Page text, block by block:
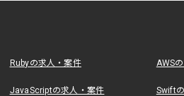
Rubyの求人・案件 AWS
JavaScriptの求人・案件 Swift